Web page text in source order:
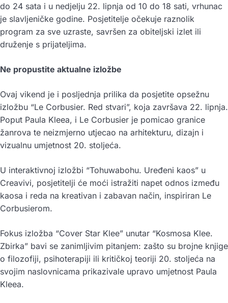
do 24 sata i u nedjelju 22. lipnja od 10 do 18 sati, vrhunac
je slavljeničke godine. Posjetitelje očekuje raznolik
program za sve uzraste, savršen za obiteljski izlet ili
druženje s prijateljima.
Ne propustite aktualne izložbe
Ovaj vikend je i posljednja prilika da posjetite opsežnu
izložbu “Le Corbusier. Red stvari”, koja završava 22. lipnja.
Poput Paula Kleea, i Le Corbusier je pomicao granice
žanrova te neizmjerno utjecao na arhitekturu, dizajn i
vizualnu umjetnost 20. stoljeća.
U interaktivnoj izložbi “Tohuwabohu. Uređeni kaos” u
Creavivi, posjetitelji će moći istražiti napet odnos između
kaosa i reda na kreativan i zabavan način, inspiriran Le
Corbusierom.
Fokus izložba “Cover Star Klee” unutar “Kosmosa Klee.
Zbirka” bavi se zanimljivim pitanjem: zašto su brojne knjige
o filozofiji, psihoterapiji ili kritičkoj teoriji 20. stoljeća na
svojim naslovnicama prikazivale upravo umjetnost Paula
Kleea.